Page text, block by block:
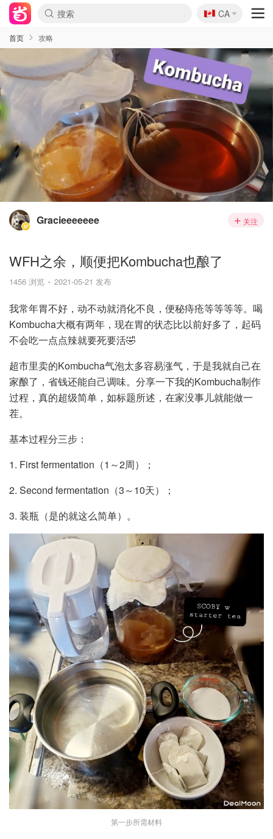
🇨🇦
CA
首页 攻略
Gracieeeeeee 关注
WFH之余，顺便把Kombucha也酿了
1456 浏览 2021-05-21 发布
我常年胃不好，动不动就消化不良，便秘痔疮等等等等。喝
Kombucha大概有两年，现在胃的状态比以前好多了，起码
不会吃一点点辣就要死要活🤣
超市里卖的Kombucha气泡太多容易涨气，于是我就自己在
家酿了，省钱还能自己调味。分享一下我的Kombucha制作
过程，真的超级简单，如标题所述，在家没事儿就能做一
茬。
基本过程分三步：
1. First fermentation（1～2周）；
2. Second fermentation（3～10天）；
3. 装瓶（是的就这么简单）。
第一步所需材料